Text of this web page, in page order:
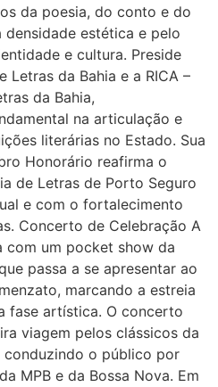
da poesia, do conto e do
estética e pelo
e cultura. Preside
Letras da Bahia e a RICA –
da Bahia,
na articulação e
literárias no Estado. Sua
Honorário reafirma o
de Letras de Porto Seguro
e com o fortalecimento
Concerto de Celebração A
com um pocket show da
passa a se apresentar ao
marcando a estreia
fase artística. O concerto
viagem pelos clássicos da
conduzindo o público por
MPB e da Bossa Nova. Em